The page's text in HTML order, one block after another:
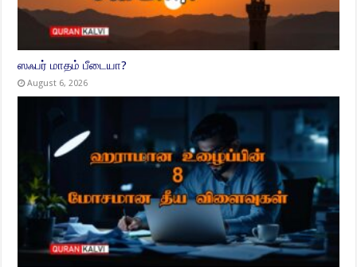
ஸஃபர் மாதம் பீடையா?
August 6, 2026